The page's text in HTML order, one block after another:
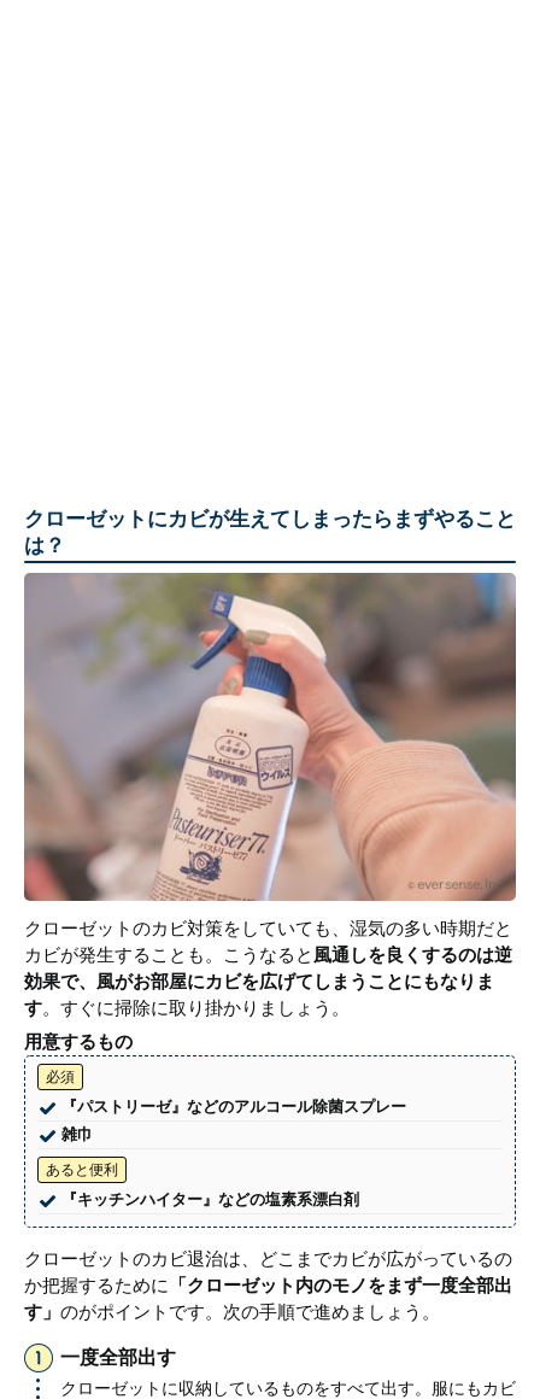
クローゼットにカビが生えてしまったらまずやること
は？
クローゼットのカビ対策をしていても、湿気の多い時期だと
カビが発生することも。こうなると 風通しを良くするのは逆
効果で、風がお部屋にカビを広げてしまうことにもなりま
す。すぐに掃除に取り掛かりましょう。
用意するもの
必須
『パストリーゼ』などのアルコール除菌スプレー
雑巾
あると便利
『キッチンハイター』などの塩素系漂白剤
クローゼットのカビ退治は、どこまでカビが広がっているの
か把握するために
「クローゼット内のモノをまず一度全部出
す」 のがポイントです。次の手順で進めましょう。
一度全部出す
クローゼットに収納しているものをすべて出す。服にもカビ